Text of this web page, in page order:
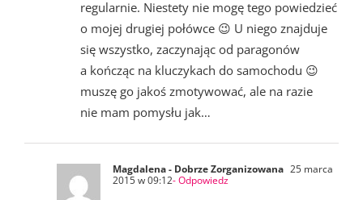
regularnie. Niestety nie mogę tego powiedzieć
o mojej drugiej połówce 😉 U niego znajduje
się wszystko, zaczynając od paragonów
a kończąc na kluczykach do samochodu 😉
muszę go jakoś zmotywować, ale na razie
nie mam pomysłu jak…
Magdalena - Dobrze Zorganizowana 25 marca
2015 w 09:12- Odpowiedz